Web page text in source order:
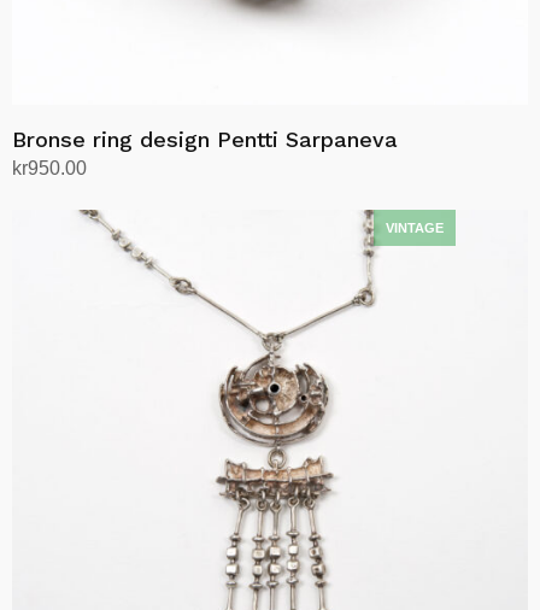
Bronse ring design Pentti Sarpaneva
kr950.00